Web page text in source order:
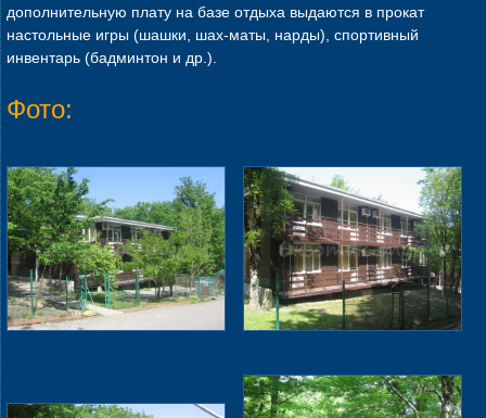
дополнительную плату на базе отдыха выдаются в прокат
настольные игры (шашки, шах-маты, нарды), спортивный
инвентарь (бадминтон и др.).
Фото: